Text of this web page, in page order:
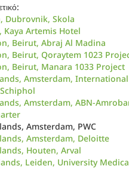
Dubrovnik, Skola
Kaya Artemis Hotel
Beirut, Abraj Al Madina
Beirut, Qoraytem 1023
Beirut, Manara 1033 Project
Amsterdam, International
Amsterdam, ABN-
Amsterdam, PWC
Amsterdam, Deloitte
Houten, Arval
Leiden, University